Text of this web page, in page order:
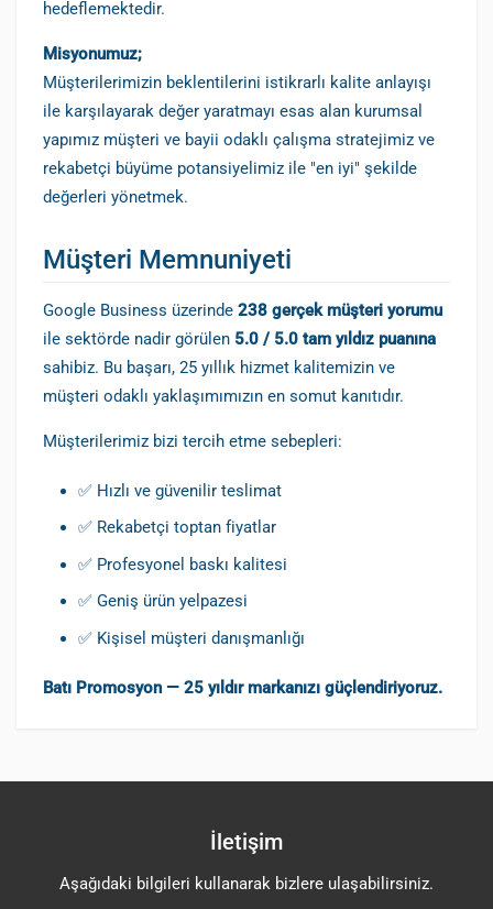
hedeflemektedir.
Misyonumuz;
Müşterilerimizin beklentilerini istikrarlı kalite anlayışı
ile karşılayarak değer yaratmayı esas alan kurumsal
yapımız müşteri ve bayii odaklı çalışma stratejimiz ve
rekabetçi büyüme potansiyelimiz ile "en iyi" şekilde
değerleri yönetmek.
Müşteri Memnuniyeti
Google Business üzerinde 238 gerçek müşteri yorumu
ile sektörde nadir görülen 5.0 / 5.0 tam yıldız puanına
sahibiz. Bu başarı, 25 yıllık hizmet kalitemizin ve
müşteri odaklı yaklaşımımızın en somut kanıtıdır.
Müşterilerimiz bizi tercih etme sebepleri:
✅ Hızlı ve güvenilir teslimat
✅ Rekabetçi toptan fiyatlar
✅ Profesyonel baskı kalitesi
✅ Geniş ürün yelpazesi
✅ Kişisel müşteri danışmanlığı
Batı Promosyon — 25 yıldır markanızı güçlendiriyoruz.
İletişim
Aşağıdaki bilgileri kullanarak bizlere ulaşabilirsiniz.